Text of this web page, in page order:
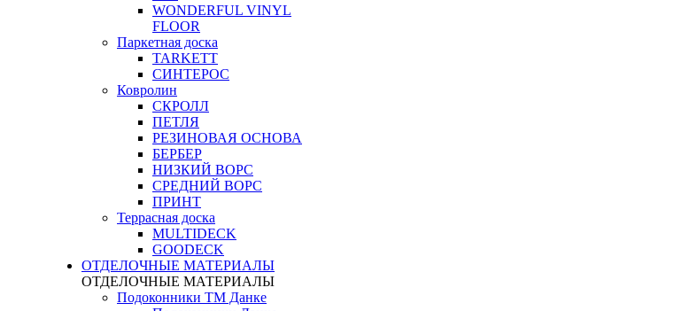
WONDERFUL VINYL
FLOOR
Паркетная доска
TARKETT
СИНТЕРОС
Ковролин
СКРОЛЛ
ПЕТЛЯ
РЕЗИНОВАЯ ОСНОВА
БЕРБЕР
НИЗКИЙ ВОРС
СРЕДНИЙ ВОРС
ПРИНТ
Террасная доска
MULTIDECK
GOODECK
ОТДЕЛОЧНЫЕ МАТЕРИАЛЫ
ОТДЕЛОЧНЫЕ МАТЕРИАЛЫ
Подоконники ТМ Данке